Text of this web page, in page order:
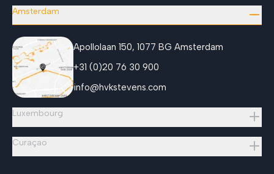
Amsterdam
Apollolaan 150, 1077 BG Amsterdam
+31 (0)20 76 30 900
info@hvkstevens.com
Luxembourg
Curaçao